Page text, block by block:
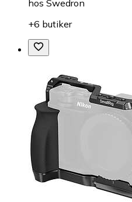
hos Swedron
+6 butiker